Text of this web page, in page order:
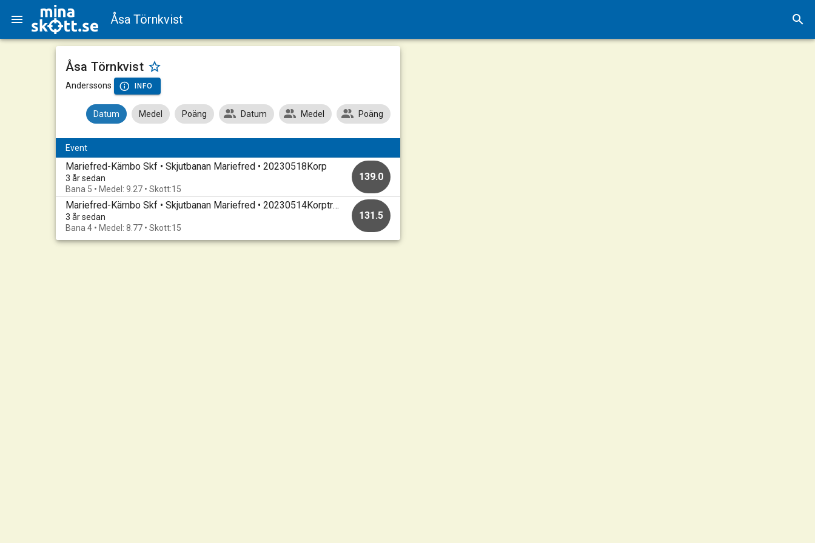
Åsa Törnkvist
Åsa Törnkvist
Anderssons INFO
Datum Medel Poäng Datum Medel Poäng
Event
Mariefred-Kärnbo Skf • Skjutbanan Mariefred • 20230518Korp
3 år sedan
Bana 5 • Medel: 9.27 • Skott:15
139.0
Mariefred-Kärnbo Skf • Skjutbanan Mariefred • 20230514Korptrcsv
3 år sedan
Bana 4 • Medel: 8.77 • Skott:15
131.5